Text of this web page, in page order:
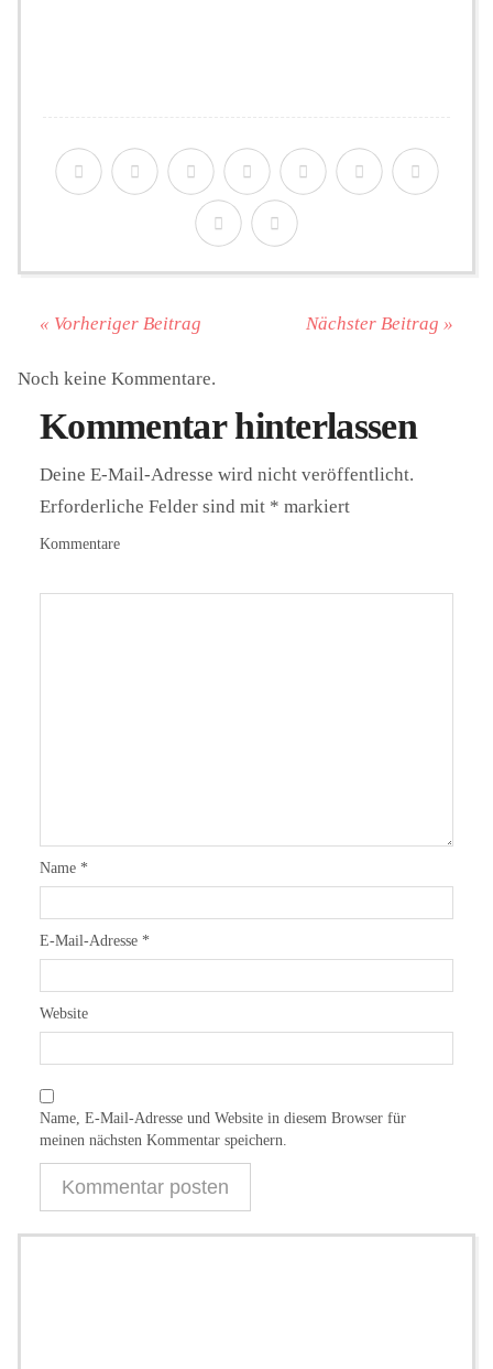
« Vorheriger Beitrag Nächster Beitrag »
Noch keine Kommentare.
Kommentar hinterlassen
Deine E-Mail-Adresse wird nicht veröffentlicht.
Erforderliche Felder sind mit * markiert
Kommentare
Name *
E-Mail-Adresse *
Website
Name, E-Mail-Adresse und Website in diesem Browser für
meinen nächsten Kommentar speichern.